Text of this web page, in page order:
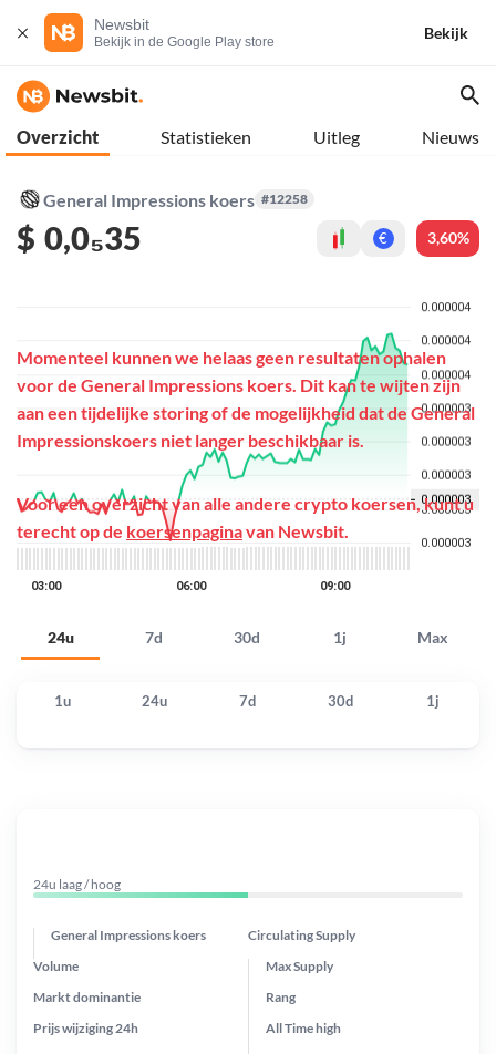
Newsbit
Bekijk in de Google Play store
Bekijk
Overzicht Statistieken Uitleg Nieuws
General Impressions koers #12258
$ 0,0₅35 € 3,60%
24u 7d 30d 1j Max
Momenteel kunnen we helaas geen resultaten ophalen
voor de General Impressions koers. Dit kan te wijten zijn
aan een tijdelijke storing of de mogelijkheid dat de General
Impressionskoers niet langer beschikbaar is.
Voor een overzicht van alle andere crypto koersen, kunt u
terecht op de koersenpaginavan Newsbit.
1u 24u 7d 30d 1j
24u laag / hoog
General Impressions koers Circulating Supply
Prijs wijziging 24h
Max Supply
Markt dominantie
Volume
Rang
All Timehigh